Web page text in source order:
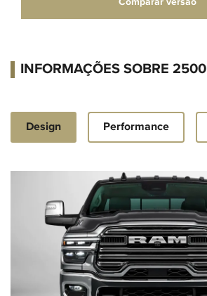
Comparar versão
INFORMAÇÕES SOBRE 2500
Design Performance